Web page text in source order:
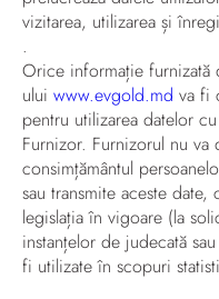
vizitarea, utilizarea și
.
Orice informație furnizată
ului www.evgold.md va fi
pentru utilizarea datelor
Furnizor. Furnizorul nu
consimțământul
sau transmite aceste
legislația în vigoare (la
instanțelor de judecată
fi utilizate în scopuri